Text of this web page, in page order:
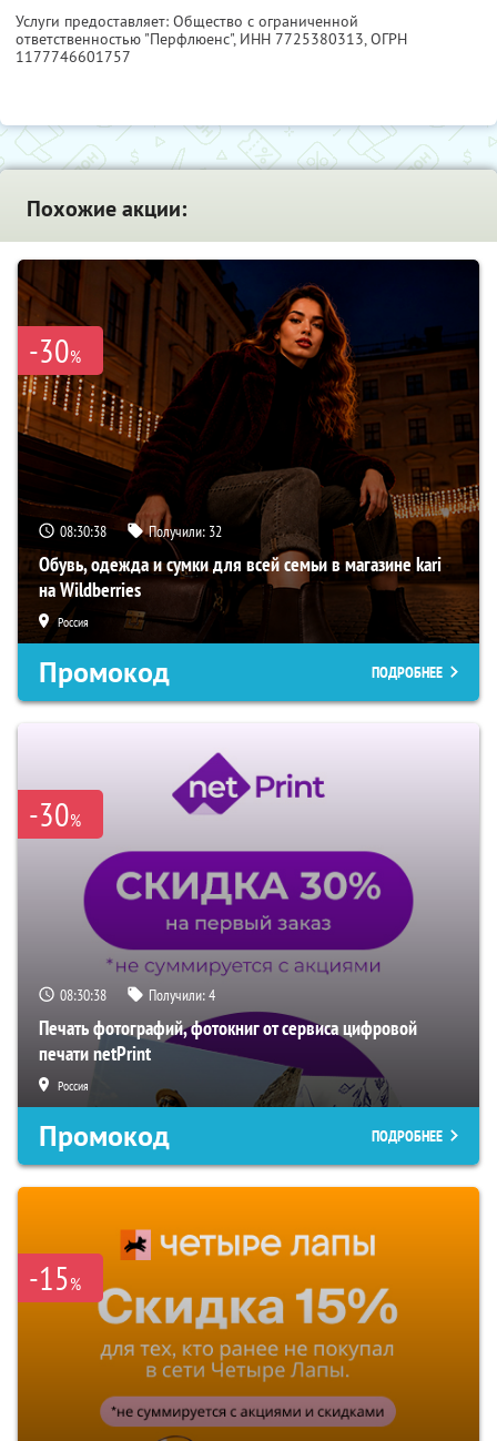
Услуги предоставляет: Общество с ограниченной
ответственностью "Перфлюенс", ИНН 7725380313, ОГРН
1177746601757
Похожие акции:
-30%
08:30:38 Получили: 32
Обувь, одежда и сумки для всей семьи в магазине kari
на Wildberries
Россия
Промокод ПОДРОБНЕЕ
-30%
08:30:38 Получили:4
Печать фотографий, фотокниг от сервиса цифровой
печати netPrint
Россия
Промокод ПОДРОБНЕЕ
-15%